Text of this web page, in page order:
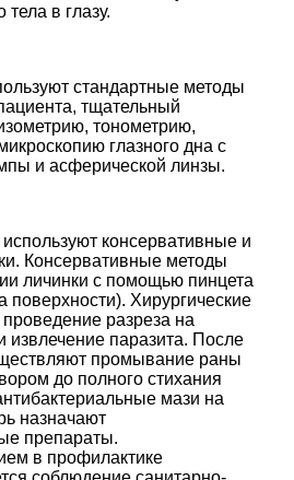
в глазу.
стандартные методы
тщательный
тонометрию,
глазного дна с
и асферической линзы.
консервативные и
Консервативные методы
личинки с помощью пинцета
поверхности). Хирургические
разреза на
извлечение паразита. После
промывание раны
до полного стихания
мази на
назначают
препараты.
в профилактике